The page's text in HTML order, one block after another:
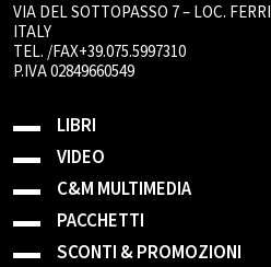
VIA DEL SOTTOPASSO 7 – LOC.
ITALY
TEL. /FAX+39.075.5997310
P.IVA 02849660549
LIBRI
VIDEO
C&M MULTIMEDIA
PACCHETTI
SCONTI & PROMOZIONI